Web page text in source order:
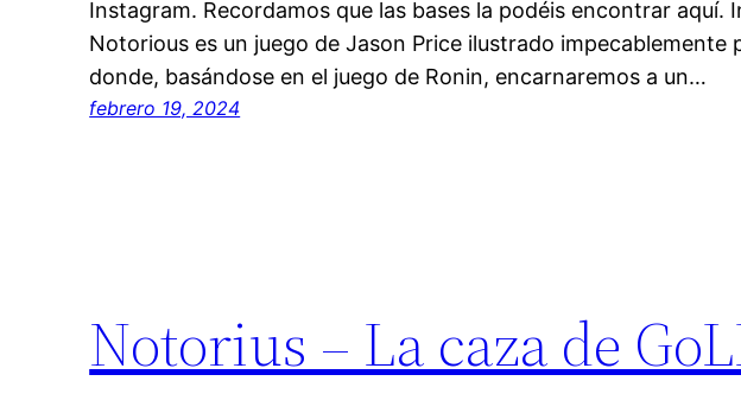
Instagram. Recordamos que las bases la podéis encontrar aquí.
Notorious es un juego de Jason Price ilustrado impecablemente
donde, basándose en el juego de Ronin, encarnaremos a un…
febrero 19, 2024
Notorius – La caza de